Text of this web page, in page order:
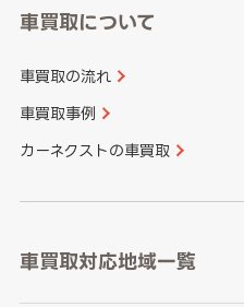
車買取について
車買取の流れ
車買取事例
カーネクストの車買取
車買取対応地域一覧